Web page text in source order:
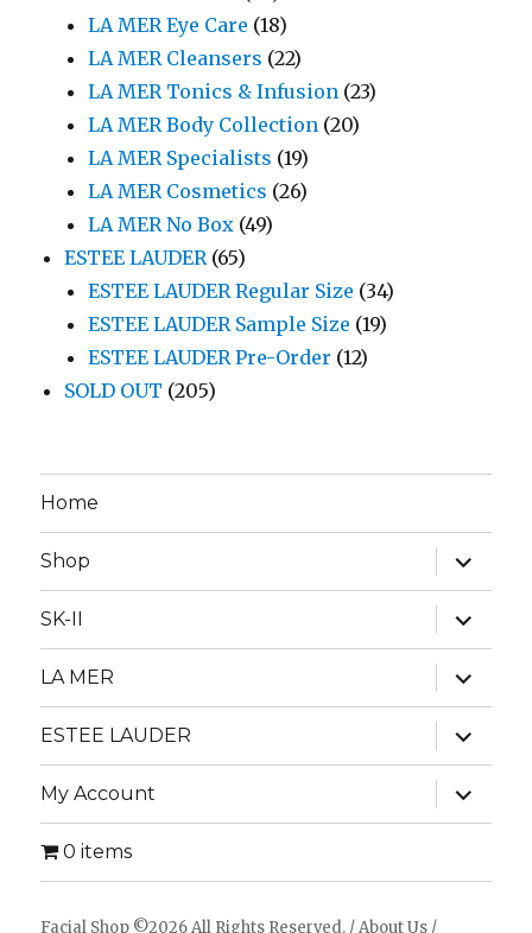
LA MER Eye Care (18)
LA MER Cleansers (22)
LA MER Tonics & Infusion (23)
LA MER Body Collection (20)
LA MER Specialists (19)
LA MER Cosmetics (26)
LA MER No Box (49)
ESTEE LAUDER (65)
ESTEE LAUDER Regular Size (34)
ESTEE LAUDER Sample Size (19)
ESTEE LAUDER Pre-Order (12)
SOLD OUT (205)
Home
Shop
expand
child
menu
SK-II
expand
child
menu
LA MER
expand
child
menu
ESTEE LAUDER
expand
child
menu
My Account
expand
child
menu
0 items
Facial Shop ©2026 All Rights Reserved. /About Us /